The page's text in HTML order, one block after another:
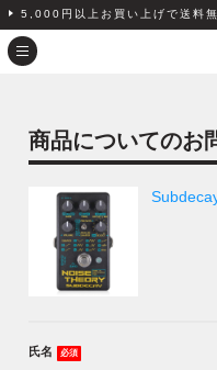
5,000円以上お買い上げで送料無
商品についてのお
氏名 必須